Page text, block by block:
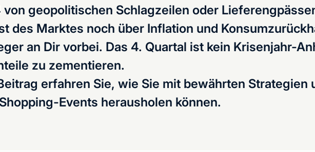
von geopolitischen Schlagzeilen oder
des Marktes noch über Inflation und
an Dir vorbei. Das 4. Quartal ist kein Krisenjahr-
zu zementieren.
erfahren Sie, wie Sie mit bewährten Strategien
Events herausholen können.